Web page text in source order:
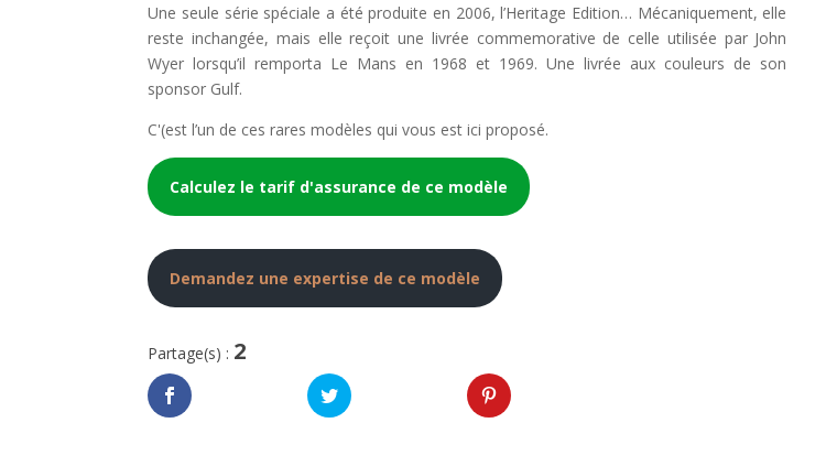
Une seule série spéciale a été produite en 2006, l’Heritage Edition… Mécaniquement, elle
reste inchangée, mais elle reçoit une livrée commemorative de celle utilisée par John
Wyer lorsqu’il remporta Le Mans en 1968 et 1969. Une livrée aux couleurs de son
sponsor Gulf.
C'(est l’un de ces rares modèles qui vous est ici proposé.
Calculez le tarif d'assurance de ce modèle
Demandez une expertise de ce modèle
Partage(s) : 2